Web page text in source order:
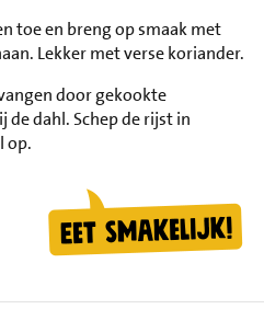
toe en breng op smaak met
Lekker met verse koriander.
door gekookte
dahl. Schep de rijst in
op.